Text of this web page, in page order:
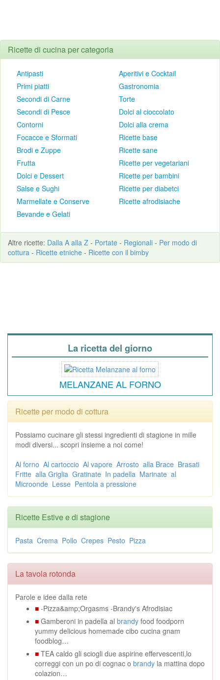
Ricette di cucina per categoria
Antipasti
Primi piatti
Secondi di Carne
Secondi di Pesce
Contorni
Focacce e Sformati
Brodi e Zuppe
Frutta
Dolci e Dessert
Salse e Sughi
Marmellate e Conserve
Bevande e Gelati
Aperitivi e Cocktail
Gastronomia
Torte
Dolci al cioccolato
Dolci alla crema
Ricette base
Ricette sane
Ricette per vegetariani
Ricette per bambini
Ricette per diabetci
Ricette afrodisiache
Altre ricette: Dalla A alla Z - Portate - Regionali - Per modo di
cottura - Ricette etniche - Ricette con il bimby
La ricetta del giorno
MELANZANE AL FORNO
Ricette per modo di cottura
Possiamo cucinare gli stessi ingredienti di stagione in mille
modi diversi... scopri insieme a noi come!
Al forno Al cartoccio Al vapore Arrosto alla Brace Brasati
Fritte alla Griglia Gratinate In padella Marinate al
Microonde Lesse Pentola a pressione
Ricette Estive e di stagione
Pasta Crema Pollo Crepes Pesto Pizza
La tavola rotonda
Parole e idee dalla rete
■ -Pizza&amp;Orgasms -Brandy's Afrodisiac
■ Gamberoni in padella al brandy food foodporn
yummy delicious homemade cibo cucina gnam
foodblog…
■ TEA caldo gli sciogli due aspirine effervescenti,lo
correggi con un po di cognac o brandy la mattina dopo
colazion…